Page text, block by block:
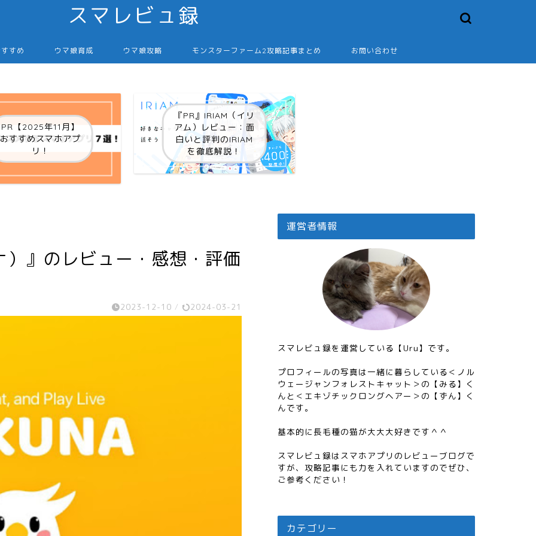
スマレビュ録
すめ ウマ娘育成 ウマ娘攻略 モンスターファーム2攻略記事まとめ お問い合わせ
PR【2025年11月】
おすすめスマホアプ
リ！
『PR』IRIAM（イリ
アム）レビュー：面
白いと評判のIRIAM
を徹底解説！
）』のレビュー・感想・評価
2023-12-10 / 2024-03-21
運営者情報
スマレビュ録を運営している【Uru】です。
プロフィールの写真は一緒に暮らしている＜ノル
ウェージャンフォレストキャット＞の【みる】く
んと＜エキゾチックロングヘアー＞の【ずん】く
んです。
基本的に長毛種の猫が大大大好きです＾＾
スマレビュ録はスマホアプリのレビューブログで
すが、攻略記事にも力を入れていますのでぜひ、
ご参考ください！
カテゴリー